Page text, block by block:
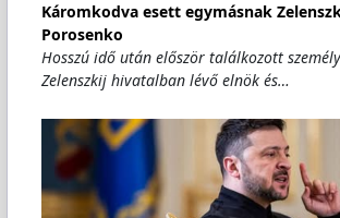
Káromkodva esett egymásnak
Porosenko
Hosszú idő után először találkozott
Zelenszkij hivatalban lévő elnök és…